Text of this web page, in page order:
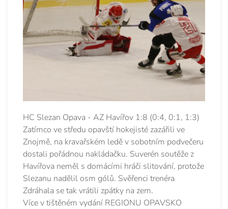
HC Slezan Opava - AZ Havířov 1:8 (0:4, 0:1, 1:3)
Zatímco ve středu opavští hokejisté zazářili ve
Znojmě, na kravařském ledě v sobotním podvečeru
dostali pořádnou nakládačku. Suverén soutěže z
Havířova neměl s domácími hráči slitování, protože
Slezanu nadělil osm gólů. Svěřenci trenéra
Zdráhala se tak vrátili zpátky na zem.
Více v tištěném vydání REGIONU OPAVSKO